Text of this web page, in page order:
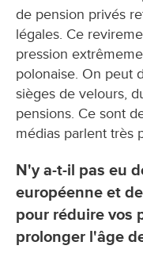
de pension privés
légales. Ce
pression
polonaise. On peut
sièges de velours,
pensions. Ce sont
médias parlent très
N'y a-t-il pas eu
européenne et
pour réduire vos
prolonger l'âge